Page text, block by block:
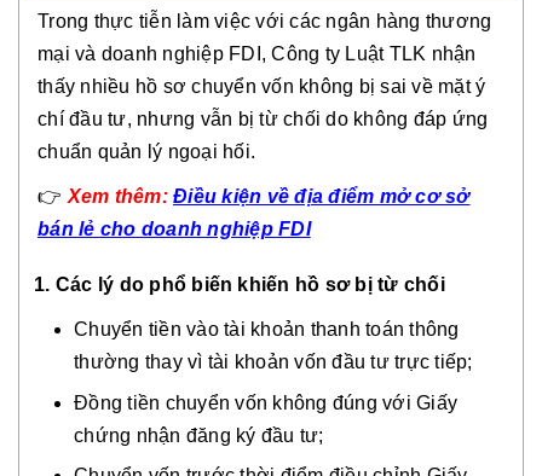
Trong thực tiễn làm việc với các ngân hàng thương
mại và doanh nghiệp FDI, Công ty Luật TLK nhận
thấy nhiều hồ sơ chuyển vốn không bị sai về mặt ý
chí đầu tư, nhưng vẫn bị từ chối do không đáp ứng
chuẩn quản lý ngoại hối.
👉 Xem thêm: Điều kiện về địa điểm mở cơ sở
bán lẻ cho doanh nghiệp FDI
1. Các lý do phổ biến khiến hồ sơ bị từ chối
Chuyển tiền vào tài khoản thanh toán thông
thường thay vì tài khoản vốn đầu tư trực tiếp;
Đồng tiền chuyển vốn không đúng với Giấy
chứng nhận đăng ký đầu tư;